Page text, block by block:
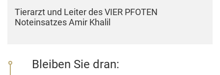
Tierarzt und Leiter des VIER PFOTEN
Noteinsatzes Amir Khalil
Bleiben Sie dran: